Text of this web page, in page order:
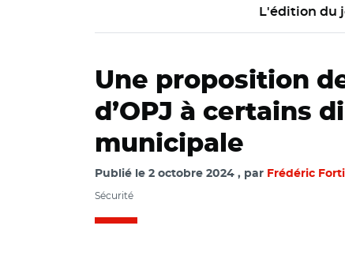
L'édition du
Une proposition
d’OPJ à certains
municipale
Publié le 2 octobre 2024 par Frédéric
Sécurité